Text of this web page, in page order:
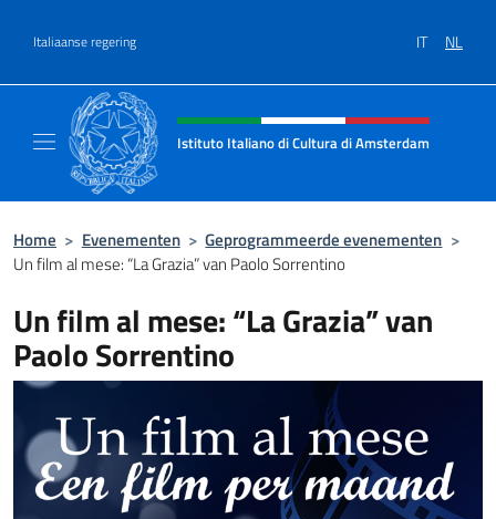
Italiaanse regering IT NL
Intestazione sito, social e menù
Istituto Italiano di Cultura di Amsterdam
Home > Evenementen > Geprogrammeerde evenementen >
Un film al mese: “La Grazia” van Paolo Sorrentino
Un film al mese: “La Grazia” van
Paolo Sorrentino